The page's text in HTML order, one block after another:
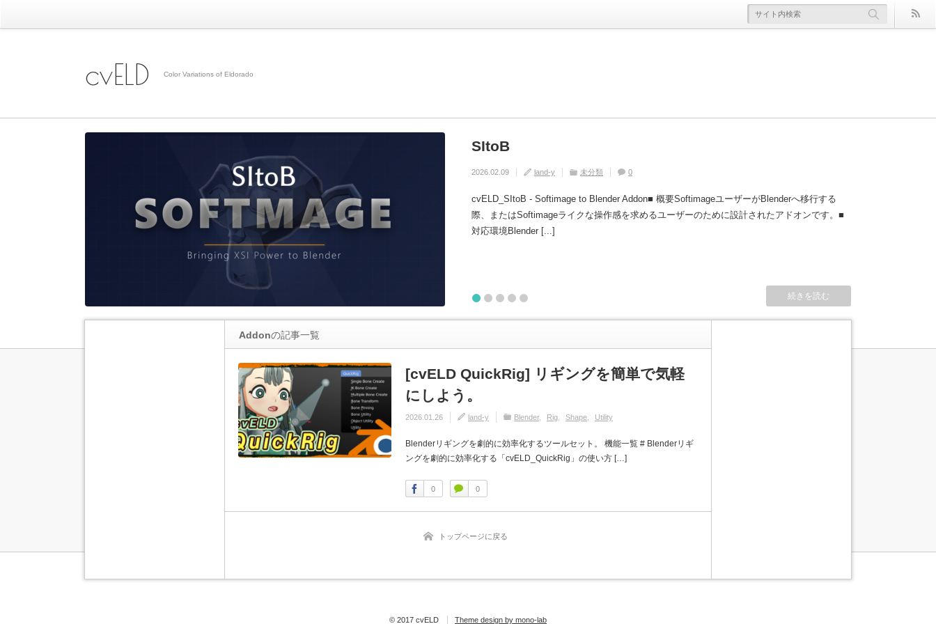
cvELD Color Variations of Eldorado
SItoB
2026.02.09 land-y 未分類 0
cvELD_SItoB - Softimage to Blender Addon■ 概要SoftimageユーザーがBlenderへ移行する
際、またはSoftimageライクな操作感を求めるユーザーのために設計されたアドオンです。■
対応環境Blender [...]
続きを読む
[Re Start Blender]でBlender丸ごと落として起動。スク
リプト開発にどうぞ！
2026.01.26 land-y Blender Utility 未分類 0
[cvELD Skinweights]でスキンを保存して管理
2026.01.26 land-y Blender Rig Skinning
[Sitob Camera Tools] Softimageのメモカムを再現
2026.01.26 land-y Blender Camera
[Cveld Simplealignment] 簡単整列ツール
2026.01.26 land-y Blender Utility
1 2 3 4
Addonの記事一覧
[cvELD QuickRig] リギングを簡単で気軽
にしよう。
2026.01.26 land-y Blender Rig Shape Utility
Blenderリギングを劇的に効率化するツールセット。 機能一覧 # Blenderリギ
ングを劇的に効率化する「cvELD_QuickRig」の使い方 […]
0 0
トップページに戻る
© 2017 cvELD Theme design by mono-lab